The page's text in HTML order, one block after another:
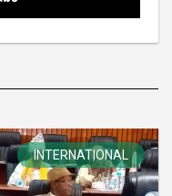
INTERNATIONAL